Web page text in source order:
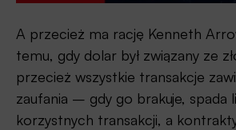
A przecież ma rację Kenneth
temu, gdy dolar był związany ze
przecież wszystkie transakcje
zaufania – gdy go brakuje, spada
korzystnych transakcji, a